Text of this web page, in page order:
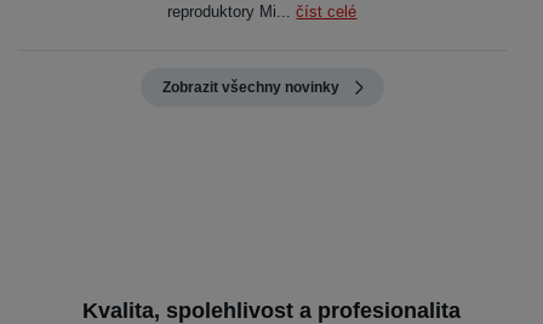
reproduktory Mi...číst celé
Zobrazit všechny novinky
Kvalita, spolehlivost a profesionalita